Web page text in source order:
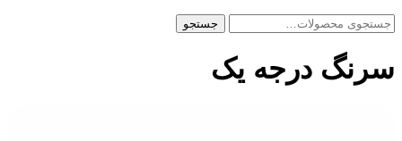
جستجو
جستجو
سرنگ درجه یک